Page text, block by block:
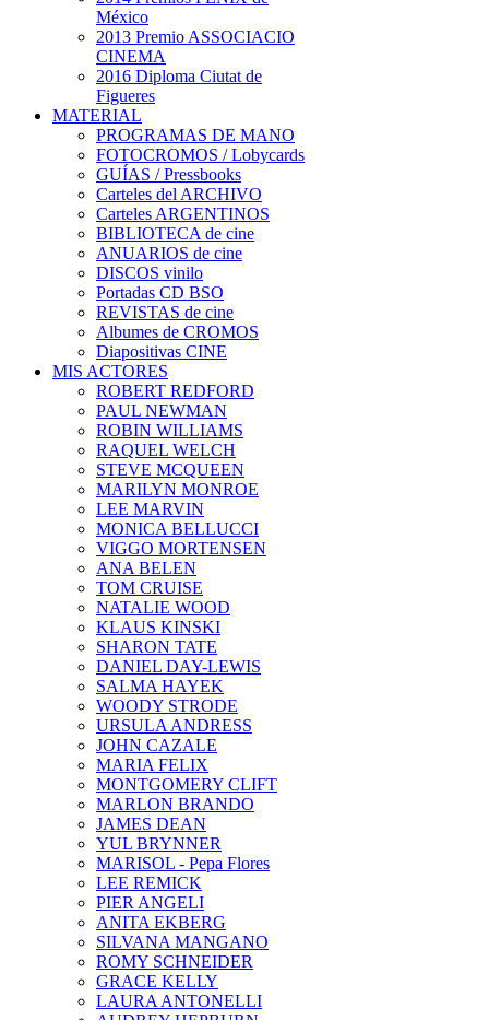
México
2013 Premio ASSOCIACIO
CINEMA
2016 Diploma Ciutat de
Figueres
MATERIAL
PROGRAMAS DE MANO
FOTOCROMOS / Lobycards
GUÍAS / Pressbooks
Carteles del ARCHIVO
Carteles ARGENTINOS
BIBLIOTECA de cine
ANUARIOS de cine
DISCOS vinilo
Portadas CD BSO
REVISTAS de cine
Albumes de CROMOS
Diapositivas CINE
MIS ACTORES
ROBERT REDFORD
PAUL NEWMAN
ROBIN WILLIAMS
RAQUEL WELCH
STEVE MCQUEEN
MARILYN MONROE
LEE MARVIN
MONICA BELLUCCI
VIGGO MORTENSEN
ANA BELEN
TOM CRUISE
NATALIE WOOD
KLAUS KINSKI
SHARON TATE
DANIEL DAY-LEWIS
SALMA HAYEK
WOODY STRODE
URSULA ANDRESS
JOHN CAZALE
MARIA FELIX
MONTGOMERY CLIFT
MARLON BRANDO
JAMES DEAN
YUL BRYNNER
MARISOL - Pepa Flores
LEE REMICK
PIER ANGELI
ANITA EKBERG
SILVANA MANGANO
ROMY SCHNEIDER
GRACE KELLY
LAURA ANTONELLI